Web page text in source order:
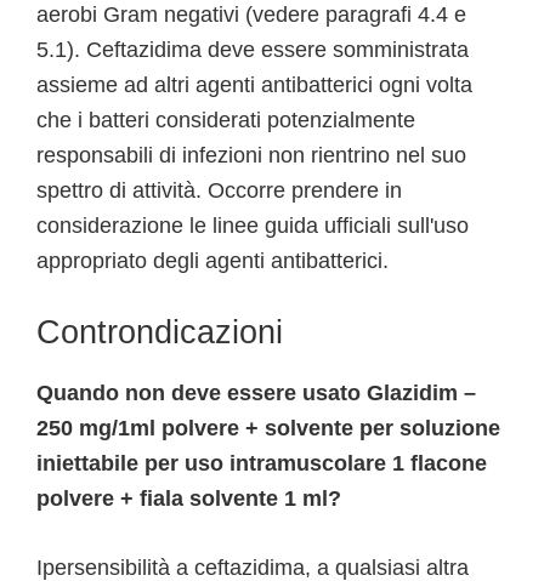
aerobi Gram negativi (vedere paragrafi 4.4 e
5.1). Ceftazidima deve essere somministrata
assieme ad altri agenti antibatterici ogni volta
che i batteri considerati potenzialmente
responsabili di infezioni non rientrino nel suo
spettro di attività. Occorre prendere in
considerazione le linee guida ufficiali sull'uso
appropriato degli agenti antibatterici.
Controndicazioni
Quando non deve essere usato Glazidim –
250 mg/1ml polvere + solvente per soluzione
iniettabile per uso intramuscolare 1 flacone
polvere + fiala solvente 1 ml?
Ipersensibilità a ceftazidima, a qualsiasi altra